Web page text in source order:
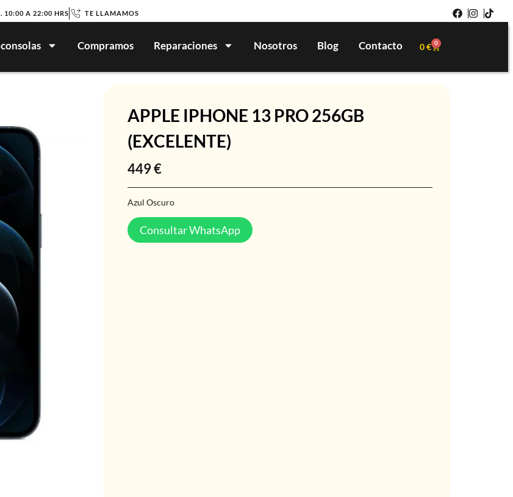
10:00 A 22:00 HRS TE LLAMAMOS
Compramos Reparaciones Nosotros Blog Contacto 0€ 0
APPLE IPHONE 13 PRO 256GB
(EXCELENTE)
449€
Azul Oscuro
Consultar WhatsApp